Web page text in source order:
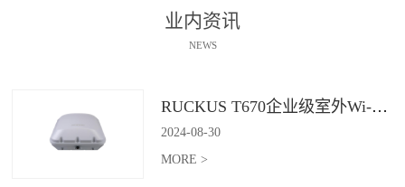
业内资讯
NEWS
RUCKUS T670企业级室外Wi-Fi 7解决方案：挑战室外环境，畅享高性能连接
2024-08-30
MORE >